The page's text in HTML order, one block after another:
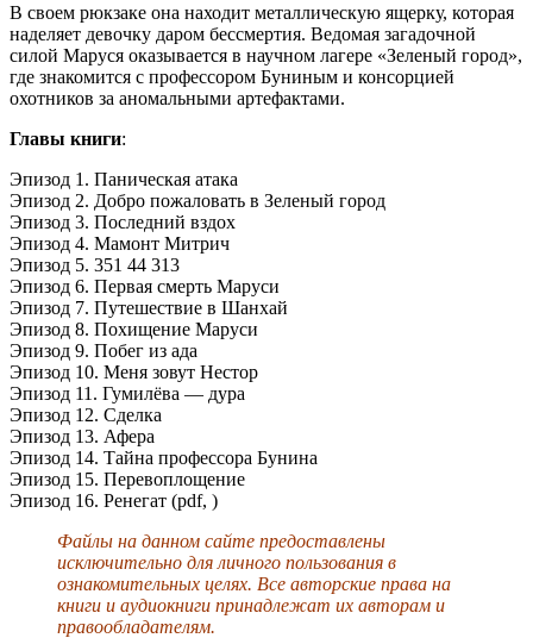
В своем рюкзаке она находит металлическую ящерку, которая
наделяет девочку даром бессмертия. Ведомая загадочной
силой Маруся оказывается в научном лагере «Зеленый город»,
где знакомится с профессором Буниным и консорцией
охотников за аномальными артефактами.
Главы книги:
Эпизод 1. Паническая атака
Эпизод 2. Добро пожаловать в Зеленый город
Эпизод 3. Последний вздох
Эпизод 4. Мамонт Митрич
Эпизод 5. 351 44 313
Эпизод 6. Первая смерть Маруси
Эпизод 7. Путешествие в Шанхай
Эпизод 8. Похищение Маруси
Эпизод 9. Побег из ада
Эпизод 10. Меня зовут Нестор
Эпизод 11. Гумилёва — дура
Эпизод 12. Сделка
Эпизод 13. Афера
Эпизод 14. Тайна профессора Бунина
Эпизод 15. Перевоплощение
Эпизод 16. Ренегат (pdf, )
Файлы на данном сайте предоставлены
исключительно для личного пользования в
ознакомительных целях. Все авторские права на
книги и аудиокниги принадлежат их авторам и
правообладателям.